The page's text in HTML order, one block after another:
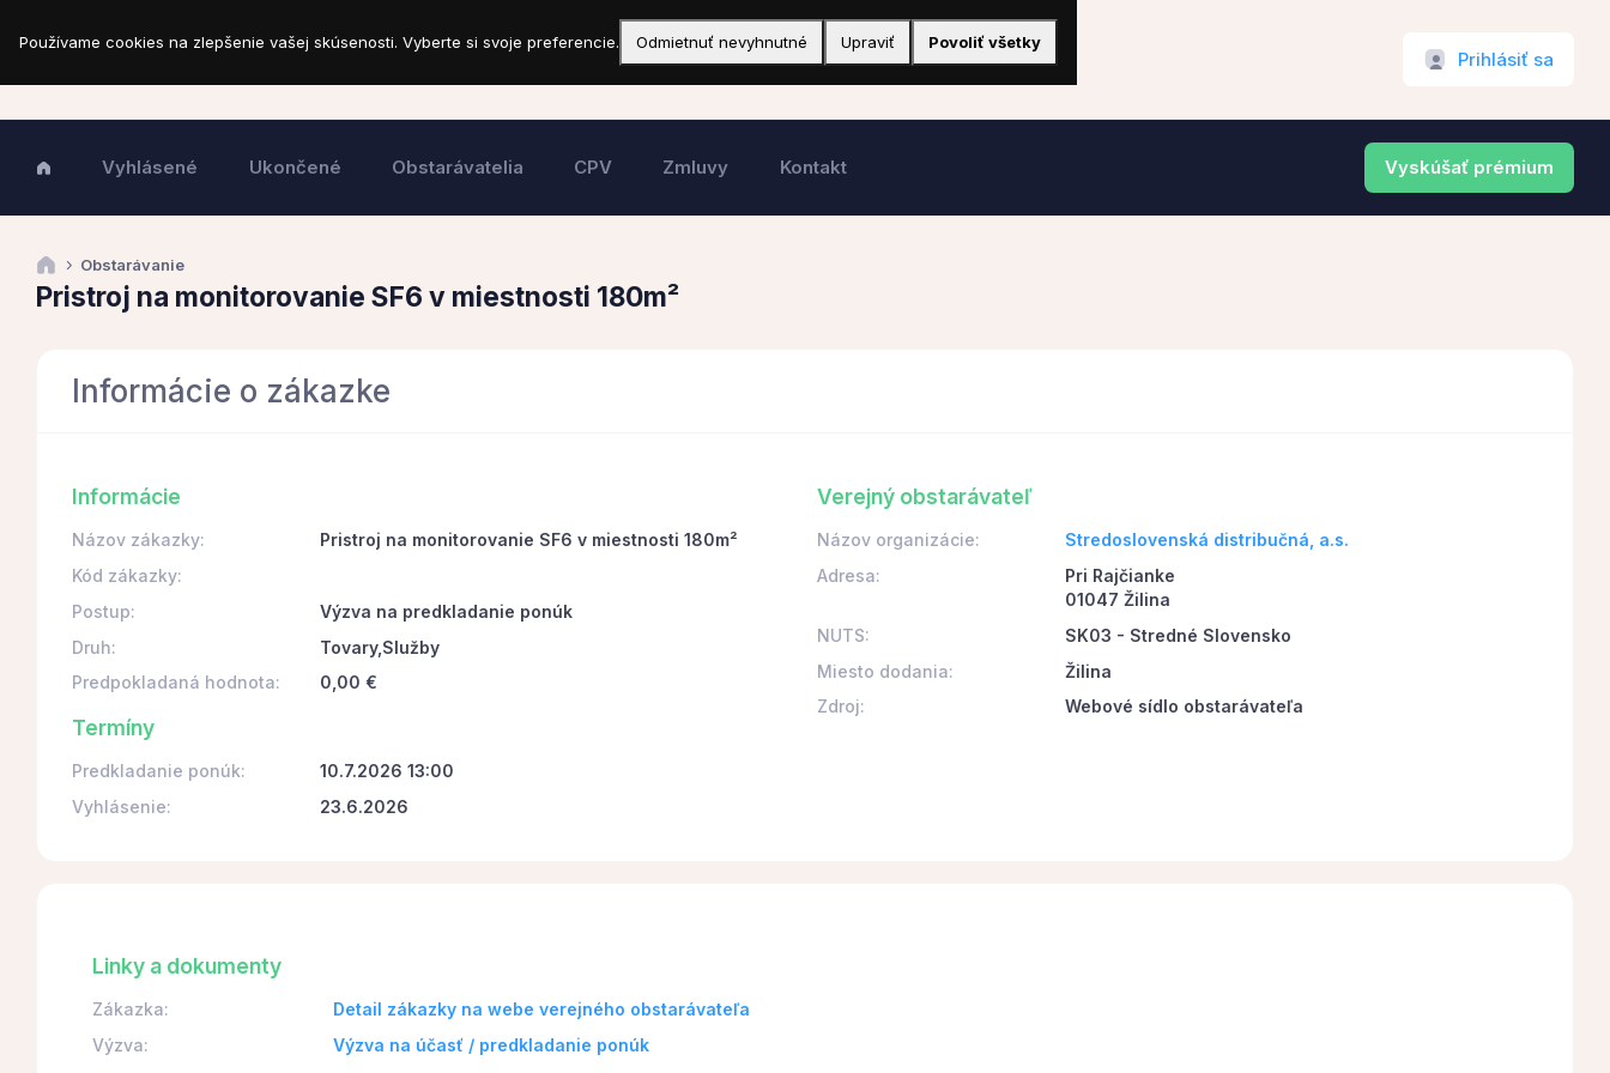
Prihlásiť sa
Vyhlásené Ukončené Obstarávatelia CPV Zmluvy Kontakt Vyskúšať prémium
Obstarávanie
Pristroj na monitorovanie SF6 v miestnosti 180m²
Informácie o zákazke
Informácie
Názov zákazky:
Pristroj na monitorovanie SF6 v miestnosti 180m²
Kód zákazky:
Postup:
Výzva na predkladanie ponúk
Druh:
Tovary,Služby
Predpokladaná hodnota:
0,00 €
Termíny
Predkladanie ponúk:
10.7.2026 13:00
Vyhlásenie:
23.6.2026
Verejný obstarávateľ
Názov organizácie:
Stredoslovenská distribučná, a.s.
Adresa:
Pri Rajčianke
01047 Žilina
NUTS:
SK03 - Stredné Slovensko
Miesto dodania:
Žilina
Zdroj:
Webové sídlo obstarávateľa
Linky a dokumenty
Zákazka:
Detail zákazky na webe verejného obstarávateľa
Výzva:
Výzva na účasť / predkladanie ponúk
Používame cookies na zlepšenie vašej skúsenosti. Vyberte si svoje preferencie. Odmietnuť nevyhnutné Upraviť Povoliť všetky